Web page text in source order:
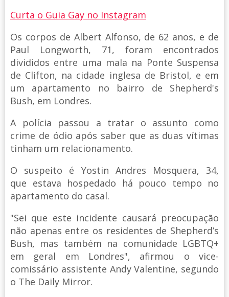
Curta o Guia Gay no Instagram
Os corpos de Albert Alfonso, de 62 anos, e de
Paul Longworth, 71, foram encontrados
divididos entre uma mala na Ponte Suspensa
de Clifton, na cidade inglesa de Bristol, e em
um apartamento no bairro de Shepherd's
Bush, em Londres.
A polícia passou a tratar o assunto como
crime de ódio após saber que as duas vítimas
tinham um relacionamento.
O suspeito é Yostin Andres Mosquera, 34,
que estava hospedado há pouco tempo no
apartamento do casal.
"Sei que este incidente causará preocupação
não apenas entre os residentes de Shepherd’s
Bush, mas também na comunidade LGBTQ+
em geral em Londres", afirmou o vice-
comissário assistente Andy Valentine, segundo
o The Daily Mirror.